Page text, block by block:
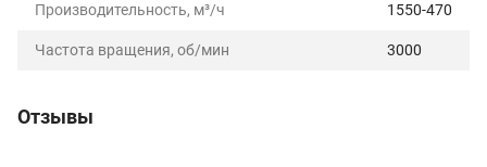
Производительность, м³/ч 1550-470
Частота вращения, об/мин 3000
Отзывы